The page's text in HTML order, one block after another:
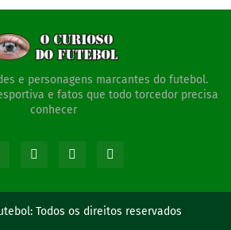
e personagens marcantes do futebol.
e fatos que todo torcedor precisa
conhecer
Todos os direitos reservados